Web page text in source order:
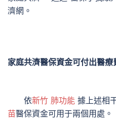
濟網。
家庭共濟醫保資金可付出醫
依新竹 肺功能 據上述相
苗醫保資金可用于兩個用處。